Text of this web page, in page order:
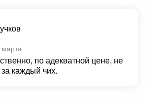
по адекватной цене, не
каждый чих.